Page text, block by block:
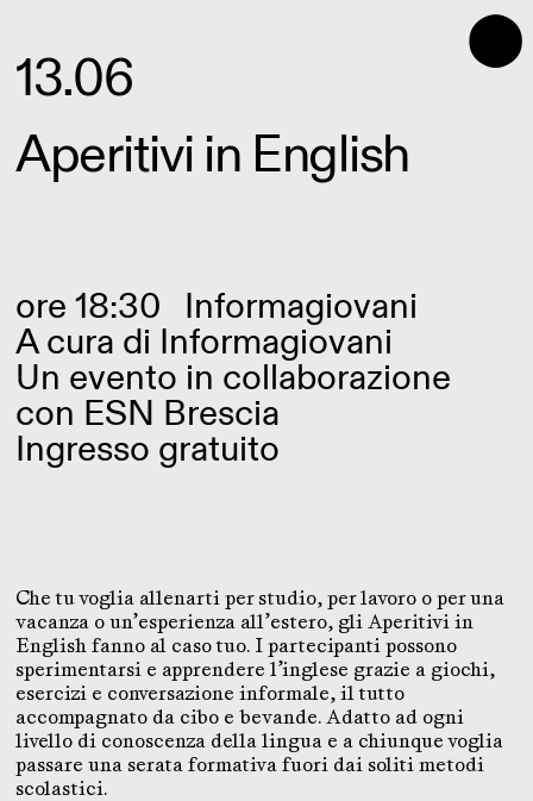
⬤
13.06
Aperitivi in English
ore 18:30 Informagiovani
A cura di Informagiovani
Un evento in collaborazione
con ESN Brescia
Ingresso gratuito
Che tu voglia allenarti per studio, per lavoro o per una
vacanza o un’esperienza all’estero, gli Aperitivi in
English fanno al caso tuo. I partecipanti possono
sperimentarsi e apprendere l’inglese grazie a giochi,
esercizi e conversazione informale, il tutto
accompagnato da cibo e bevande. Adatto ad ogni
livello di conoscenza della lingua e a chiunque voglia
passare una serata formativa fuori dai soliti metodi
scolastici.